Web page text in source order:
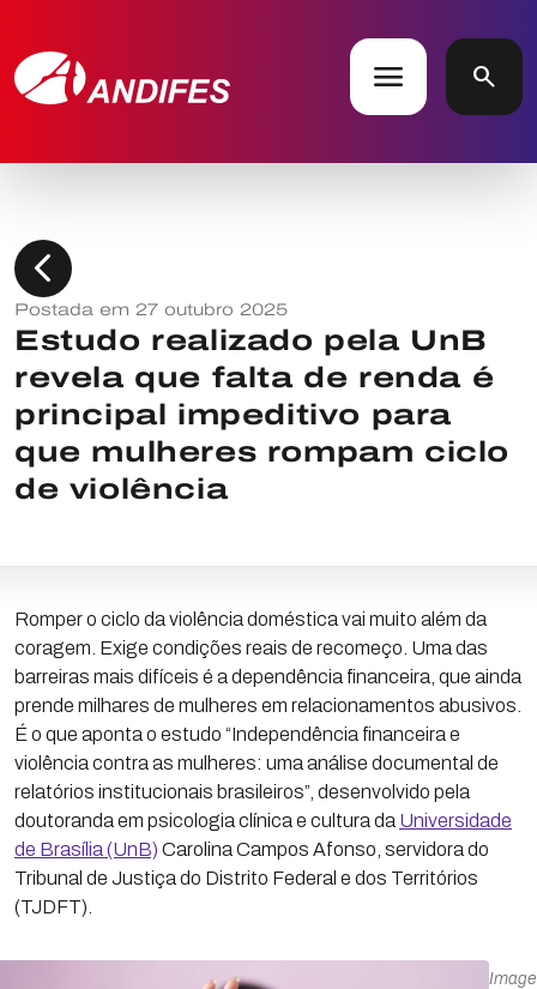
menu search
chevron_left
Postada em 27 outubro 2025
Estudo realizado pela UnB
revela que falta de renda é
principal impeditivo para
que mulheres rompam ciclo
de violência
Romper o ciclo da violência doméstica vai muito além da
coragem. Exige condições reais de recomeço. Uma das
barreiras mais difíceis é a dependência financeira, que ainda
prende milhares de mulheres em relacionamentos abusivos.
É o que aponta o estudo “Independência financeira e
violência contra as mulheres: uma análise documental de
relatórios institucionais brasileiros”, desenvolvido pela
doutoranda em psicologia clínica e cultura da Universidade
de Brasília (UnB) Carolina Campos Afonso, servidora do
Tribunal de Justiça do Distrito Federal e dos Territórios
(TJDFT).